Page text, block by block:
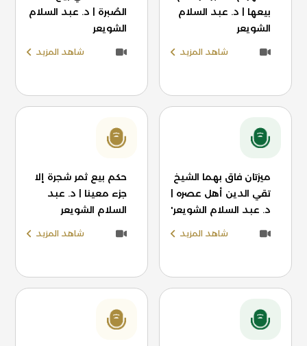
بيعها | د. عبد السلام
الشويعر
شاهد المزيد
الصُبرة | د. عبد السلام
الشويعر
شاهد المزيد
ميزتان فاق بهما الشيخ
تقي الدين أهل عصره |
د. عبد السلام الشويعر'
شاهد المزيد
حكم بيع ثمر شجرة إلا
جزء معينا | د. عبد
السلام الشويعر
شاهد المزيد